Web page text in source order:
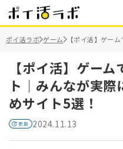
ポイ活ラボ ゲーム 【ポイ活】ゲー
用しているおすす
【ポイ活】ゲー
ト｜みんなが実
めサイト5選！
2024.11.13